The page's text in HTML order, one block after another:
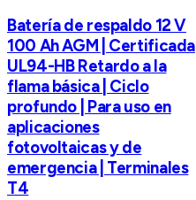
Batería de respaldo 12 V
100 Ah AGM | Certificada
UL94-HB Retardo a la
flama básica | Ciclo
profundo | Para uso en
aplicaciones
fotovoltaicas y de
emergencia | Terminales
T4